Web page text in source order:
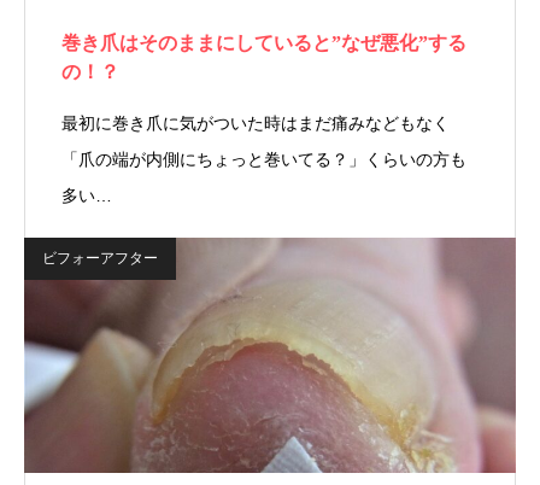
巻き爪はそのままにしていると”なぜ悪化”する
の！？
最初に巻き爪に気がついた時はまだ痛みなどもなく
「爪の端が内側にちょっと巻いてる？」くらいの方も
多い…
ビフォーアフター